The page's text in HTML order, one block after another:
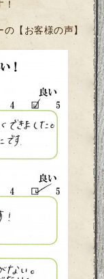
【お客様の声】